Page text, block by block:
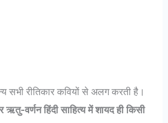
सभी रीतिकार कवियों से अलग करती है।
ऋतु-वर्णन हिंदी साहित्य में शायद ही किसी